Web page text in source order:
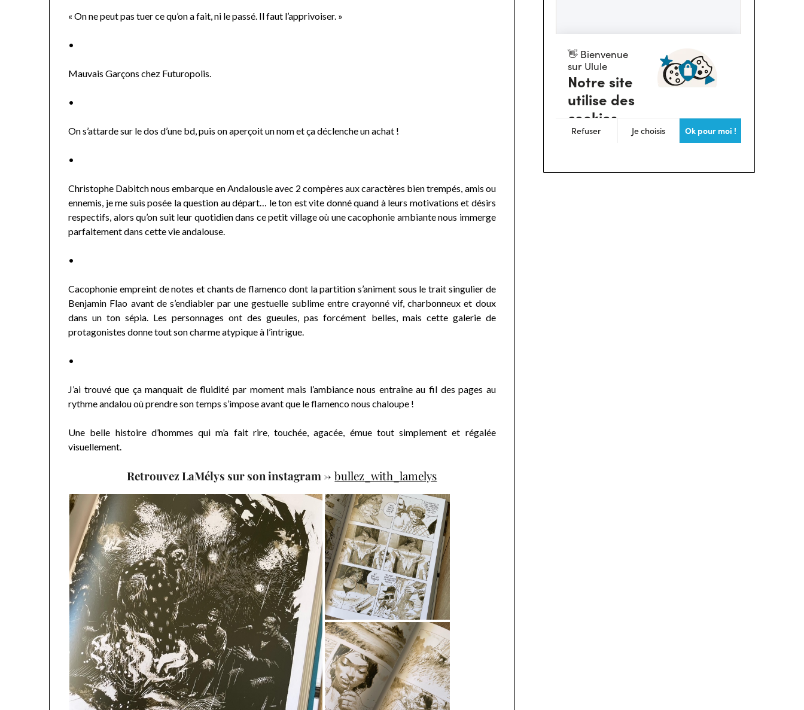
« On ne peut pas tuer ce qu’on a fait, ni le passé. Il faut l’apprivoiser. »
•
Mauvais Garçons chez Futuropolis.
•
On s’attarde sur le dos d’une bd, puis on aperçoit un nom et ça déclenche un achat !
•
Christophe Dabitch nous embarque en Andalousie avec 2 compères aux caractères bien trempés, amis ou
ennemis, je me suis posée la question au départ… le ton est vite donné quand à leurs motivations et désirs
respectifs, alors qu’on suit leur quotidien dans ce petit village où une cacophonie ambiante nous immerge
parfaitement dans cette vie andalouse.
•
Cacophonie empreint de notes et chants de flamenco dont la partition s’animent sous le trait singulier de
Benjamin Flao avant de s’endiabler par une gestuelle sublime entre crayonné vif, charbonneux et doux
dans un ton sépia. Les personnages ont des gueules, pas forcément belles, mais cette galerie de
protagonistes donne tout son charme atypique à l’intrigue.
•
J’ai trouvé que ça manquait de fluidité par moment mais l’ambiance nous entraîne au fil des pages au
rythme andalou où prendre son temps s’impose avant que le flamenco nous chaloupe !
Une belle histoire d’hommes qui m’a fait rire, touchée, agacée, émue tout simplement et régalée
visuellement.
Retrouvez LaMélys sur son instagram -> bullez_with_lamelys